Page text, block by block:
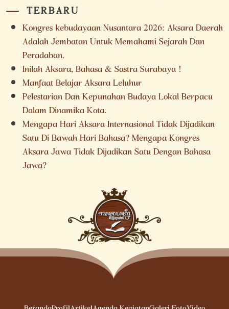
TERBARU
Kongres kebudayaan Nusantara 2026: Aksara Daerah
Adalah Jembatan Untuk Memahami Sejarah Dan
Peradaban.
Inilah Aksara, Bahasa & Sastra Surabaya !
Manfaat Belajar Aksara Leluhur
Pelestarian Dan Kepunahan Budaya Lokal Berpacu
Dalam Dinamika Kota.
Mengapa Hari Aksara Internasional Tidak Dijadikan
Satu Di Bawah Hari Bahasa? Mengapa Kongres
Aksara Jawa Tidak Dijadikan Satu Dengan Bahasa
Jawa?